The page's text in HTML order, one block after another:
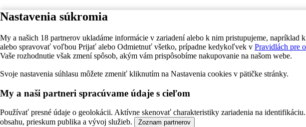
Nastavenia súkromia
My a našich 18 partnerov ukladáme informácie v zariadení alebo k nim pristupujeme,
alebo spravovať voľbou Prijať alebo Odmietnuť všetko, prípadne kedykoľvek v Pravidlách pre
Vaše rozhodnutie však zmení spôsob, akým vám prispôsobíme nakupovanie na našom webe.
Svoje nastavenia súhlasu môžete zmeniť kliknutím na Nastavenia cookies v pätičke stránky.
My a naši partneri spracúvame údaje s cieľom
Používať presné údaje o geolokácii. Aktívne skenovať charakteristiky zariadenia na
obsahu, prieskum publika a vývoj služieb.
Zoznam partnerov